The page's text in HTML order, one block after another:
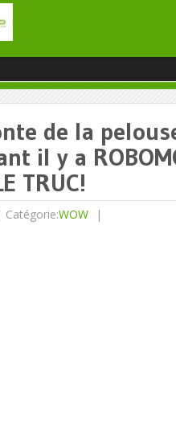
de la
il y a
TRUC!
Catégorie:WOW